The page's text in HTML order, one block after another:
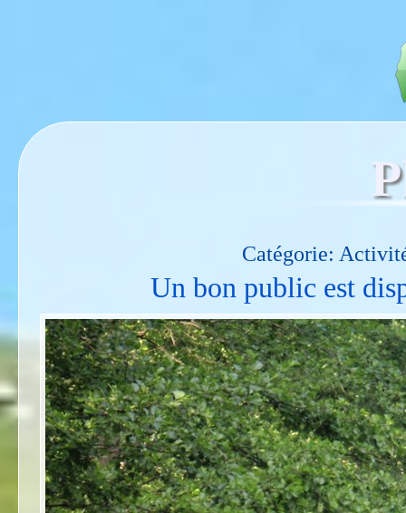
Catégorie:
Un bon public est